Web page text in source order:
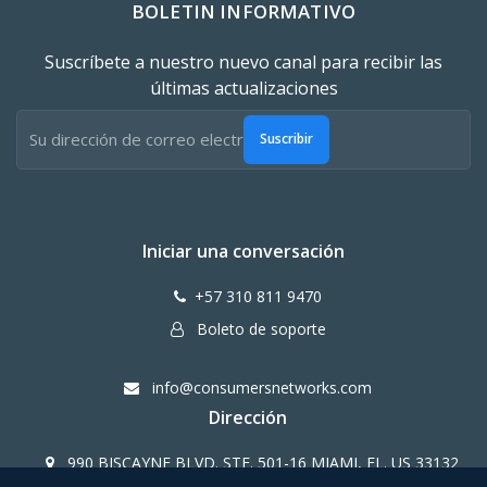
BOLETIN INFORMATIVO
Suscríbete a nuestro nuevo canal para recibir las
últimas actualizaciones
Suscribir
Iniciar una conversación
+57 310 811 9470
Boleto de soporte
info@consumersnetworks.com
Dirección
990 BISCAYNE BLVD. STE. 501-16 MIAMI, FL. US 33132